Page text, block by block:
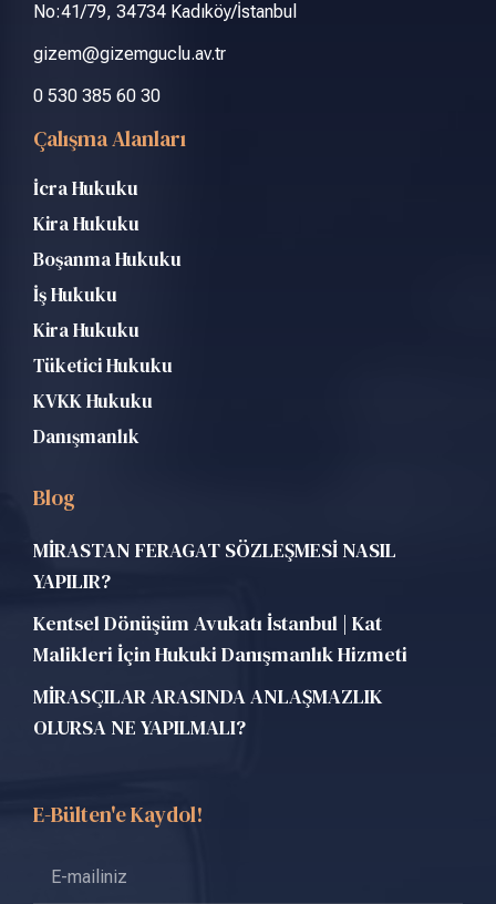
No:41/79, 34734 Kadıköy/İstanbul
gizem@gizemguclu.av.tr
0 530 385 60 30
Çalışma Alanları
İcra Hukuku
Kira Hukuku
Boşanma Hukuku
İş Hukuku
Kira Hukuku
Tüketici Hukuku
KVKK Hukuku
Danışmanlık
Blog
MİRASTAN FERAGAT SÖZLEŞMESİ NASIL
YAPILIR?
Kentsel Dönüşüm Avukatı İstanbul | Kat
Malikleri İçin Hukuki Danışmanlık Hizmeti
MİRASÇILAR ARASINDA ANLAŞMAZLIK
OLURSA NE YAPILMALI?
E-Bülten'e Kaydol!